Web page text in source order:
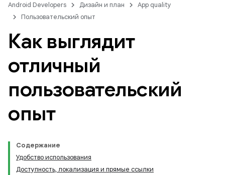
Android Developers Дизайн и план
App quality
Пользовательский опыт
Как выглядит
отличный
пользовательский
опыт
Содержание
Удобство использования
Доступность, локализация и прямые ссылки